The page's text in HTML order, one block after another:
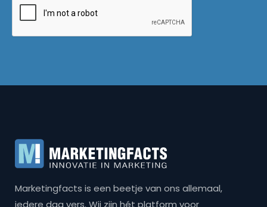
Marketingfacts is een beetje van ons allemaal,
iedere dag vers. Wij zijn hét platform voor